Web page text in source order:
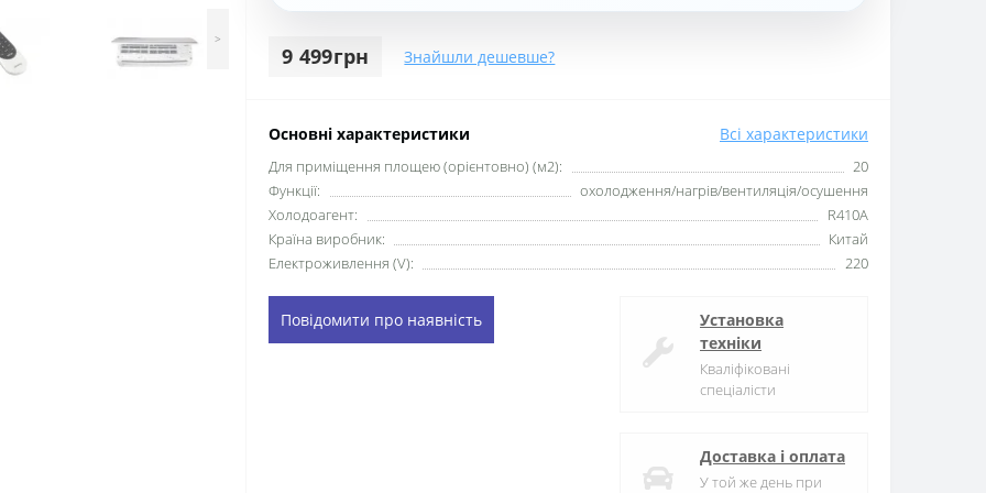
>
9 499грн Знайшли дешевше?
Основні характеристики Всі характеристики
Для приміщення площею (орієнтовно) (м2):
20
Функції:
охолодження/нагрів/вентиляція/осушення
Xолодоагент:
R410A
Країна виробник:
Китай
Електроживлення (V):
220
Повідомити про наявність
Установка
техніки
Кваліфіковані
спеціалісти
Доставка і оплата
У той же день при